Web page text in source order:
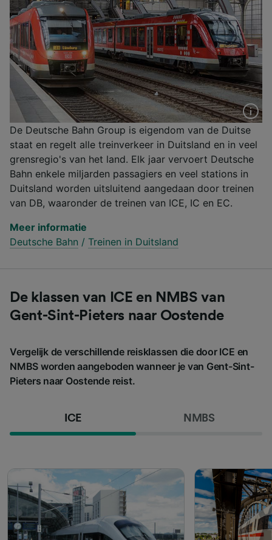
De Deutsche Bahn Group is eigendom van de Duitse
staat en regelt alle treinverkeer in Duitsland en in veel
grensregio's van het land. Elk jaar vervoert Deutsche
Bahn enkele miljarden passagiers en veel stations in
Duitsland worden uitsluitend aangedaan door treinen
van DB, waaronder de treinen van ICE, IC en EC.
Meer informatie
Deutsche Bahn / Treinen in Duitsland
De klassen van ICE en NMBS van
Gent-Sint-Pieters naar Oostende
Vergelijk de verschillende reisklassen die door ICE en
NMBS worden aangeboden wanneer je van Gent-Sint-
Pieters naar Oostende reist.
ICE NMBS